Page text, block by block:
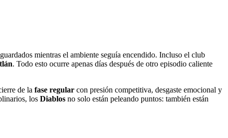
mientras el ambiente seguía encendido. Incluso el club
. Todo esto ocurre apenas días después de otro episodio caliente
de la fase regular con presión competitiva, desgaste emocional y
los Diablos no solo están peleando puntos: también están